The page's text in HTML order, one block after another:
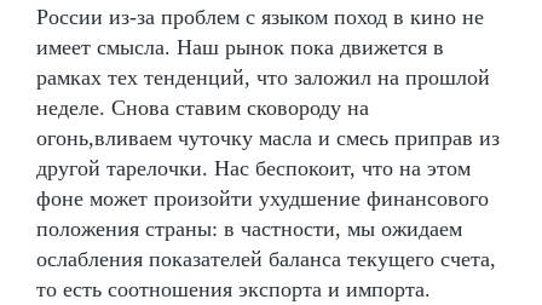
России из-за проблем с языком поход в кино не
имеет смысла. Наш рынок пока движется в
рамках тех тенденций, что заложил на прошлой
неделе. Снова ставим сковороду на
огонь,вливаем чуточку масла и смесь приправ из
другой тарелочки. Нас беспокоит, что на этом
фоне может произойти ухудшение финансового
положения страны: в частности, мы ожидаем
ослабления показателей баланса текущего счета,
то есть соотношения экспорта и импорта.